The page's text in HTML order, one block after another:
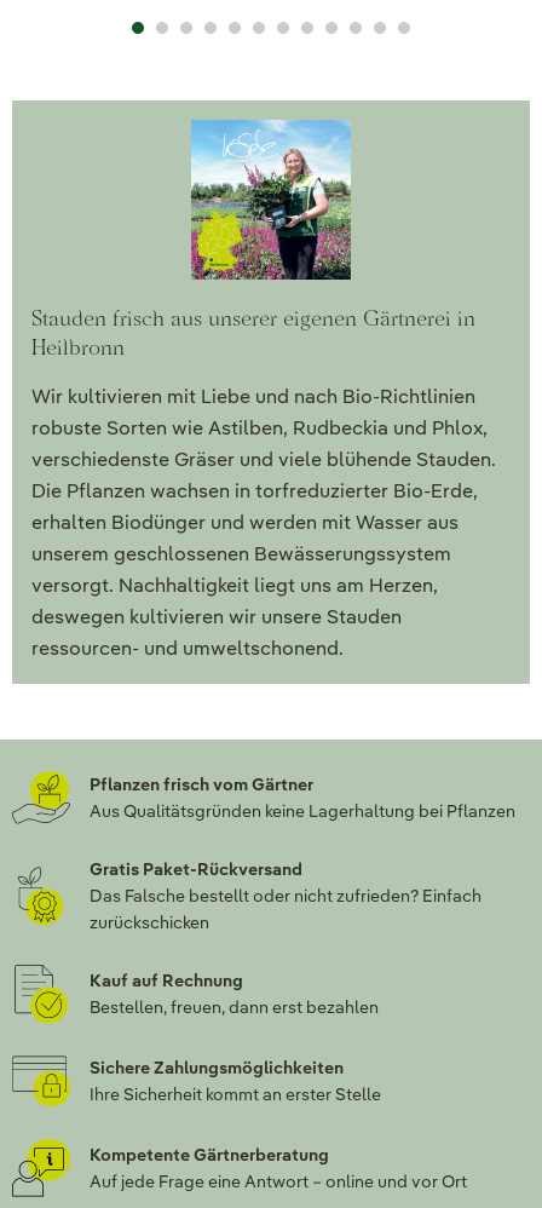
Stauden frisch aus unserer eigenen Gärtnerei in
Heilbronn
Wir kultivieren mit Liebe und nach Bio-Richtlinien
robuste Sorten wie Astilben, Rudbeckia und Phlox,
verschiedenste Gräser und viele blühende Stauden.
Die Pflanzen wachsen in torfreduzierter Bio-Erde,
erhalten Biodünger und werden mit Wasser aus
unserem geschlossenen Bewässerungssystem
versorgt. Nachhaltigkeit liegt uns am Herzen,
deswegen kultivieren wir unsere Stauden
ressourcen- und umweltschonend.
Pflanzen frisch vom Gärtner
Aus Qualitätsgründen keine Lagerhaltung bei Pflanzen
Gratis Paket-Rückversand
Das Falsche bestellt oder nicht zufrieden? Einfach
zurückschicken
Kauf auf Rechnung
Bestellen, freuen, dann erst bezahlen
Sichere Zahlungsmöglichkeiten
Ihre Sicherheit kommt an erster Stelle
Kompetente Gärtnerberatung
Auf jede Frage eine Antwort – online und vor Ort